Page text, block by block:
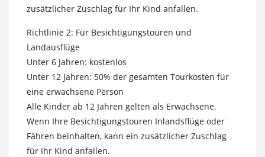
zusätzlicher Zuschlag für Ihr Kind anfallen.
Richtlinie 2: Für Besichtigungstouren und
Landausflüge
Unter 6 Jahren: kostenlos
Unter 12 Jahren: 50% der gesamten Tourkosten für
eine erwachsene Person
Alle Kinder ab 12 Jahren gelten als Erwachsene.
Wenn Ihre Besichtigungstouren Inlandsflüge oder
Fähren beinhalten, kann ein zusätzlicher Zuschlag
für Ihr Kind anfallen.